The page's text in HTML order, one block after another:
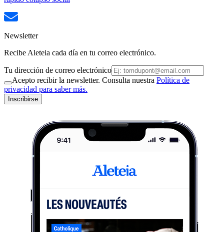
Newsletter
Recibe Aleteia cada día en tu correo electrónico.
Tu dirección de correo electrónico
Acepto recibir la newsletter. Consulta nuestra Política de
privacidad para saber más.
Inscribirse